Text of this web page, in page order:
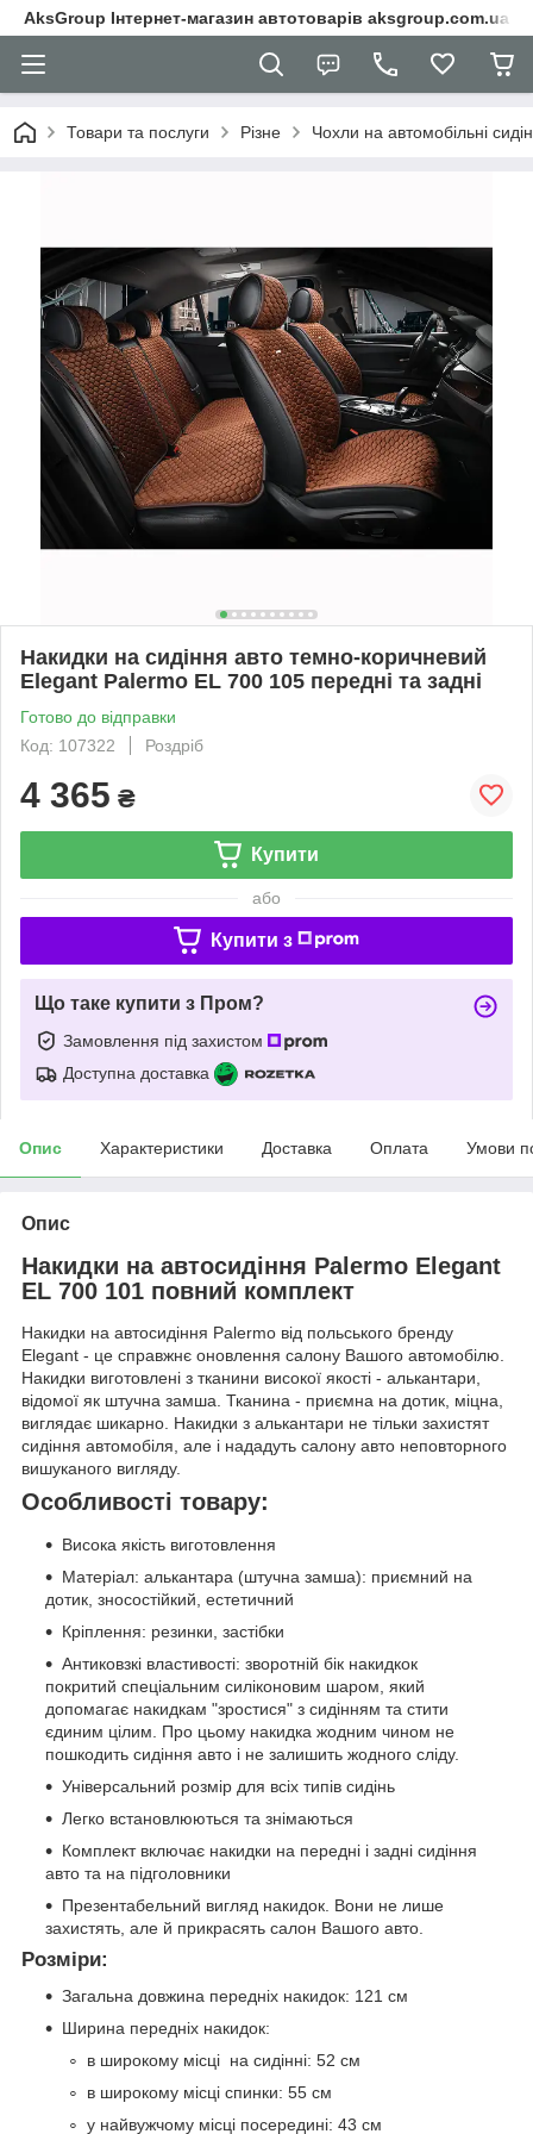
AksGroup Інтернет-магазин автотоварів aksgroup.com.ua
Товари та послуги Різне Чохли на автомобільні
Накидки на сидіння авто темно-коричневий
Elegant Palermo EL 700 105 передні та задні
Готово до відправки
Код: 107322
Роздріб
4 365 ₴
Купити
або
Купити з
Що таке купити з Пром?
Замовлення під захистом
Доступна доставка
Опис Характеристики Доставка Оплата Умови
Опис
Накидки на автосидіння Palermo Elegant
EL 700 101 повний комплект
Накидки на автосидіння Palermo від польського бренду
Elegant - це справжнє оновлення салону Вашого автомобілю.
Накидки виготовлені з тканини високої якості - алькантари,
відомої як штучна замша. Тканина - приємна на дотик, міцна,
виглядає шикарно. Накидки з алькантари не тільки захистят
сидіння автомобіля, але і нададуть салону авто неповторного
вишуканого вигляду.
Особливості товару:
Висока якість виготовлення
Матеріал: алькантара (штучна замша): приємний на
дотик, зносостійкий, естетичний
Кріплення: резинки, застібки
Антиковзкі властивості: зворотній бік накидкок
покритий спеціальним силіконовим шаром, який
допомагає накидкам "зростися" з сидінням та стити
єдиним цілим. Про цьому накидка жодним чином не
пошкодить сидіння авто і не залишить жодного сліду.
Універсальний розмір для всіх типів сидінь
Легко встановлюються та знімаються
Комплект включає накидки на передні і задні сидіння
авто та на підголовники
Презентабельний вигляд накидок. Вони не лише
захистять, але й прикрасять салон Вашого авто.
Розміри:
Загальна довжина передніх накидок: 121 см
Ширина передніх накидок:
в широкому місці на сидінні: 52 см
в широкому місці спинки: 55 см
у найвужчому місці посередині: 43 см